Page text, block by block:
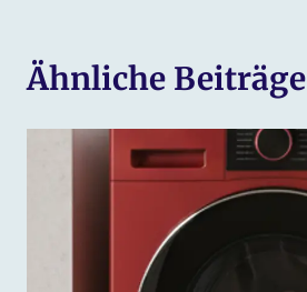
Ähnliche Beiträge